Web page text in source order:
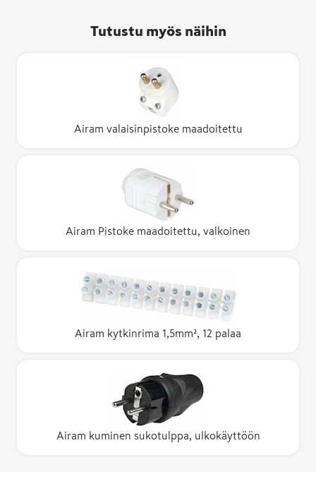
Tutustu myös näihin
Airam valaisinpistoke maadoitettu
Airam Pistoke maadoitettu, valkoinen
Airam kytkinrima 1,5mm², 12 palaa
Airam kuminen sukotulppa, ulkokäyttöön